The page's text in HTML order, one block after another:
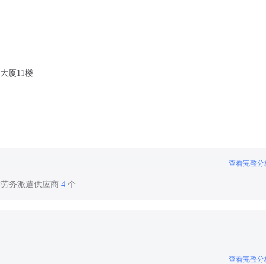
厦11楼
查看完整分
务派遣供应商 4 个
查看完整分